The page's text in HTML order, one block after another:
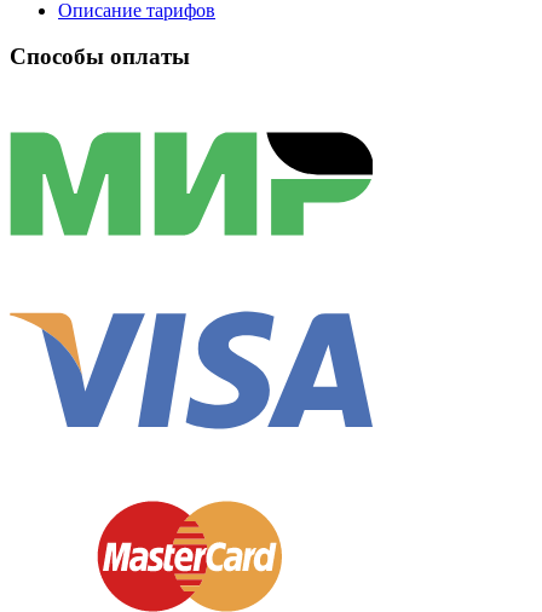
Описание тарифов
Способы оплаты